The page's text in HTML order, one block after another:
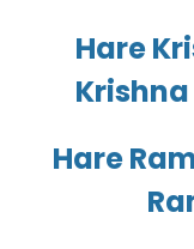
Hare
Hare